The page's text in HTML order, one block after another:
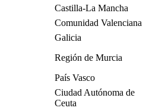
Castilla-La Mancha
Comunidad Valenciana
Galicia
Región de Murcia
País Vasco
Ciudad Autónoma de
Ceuta